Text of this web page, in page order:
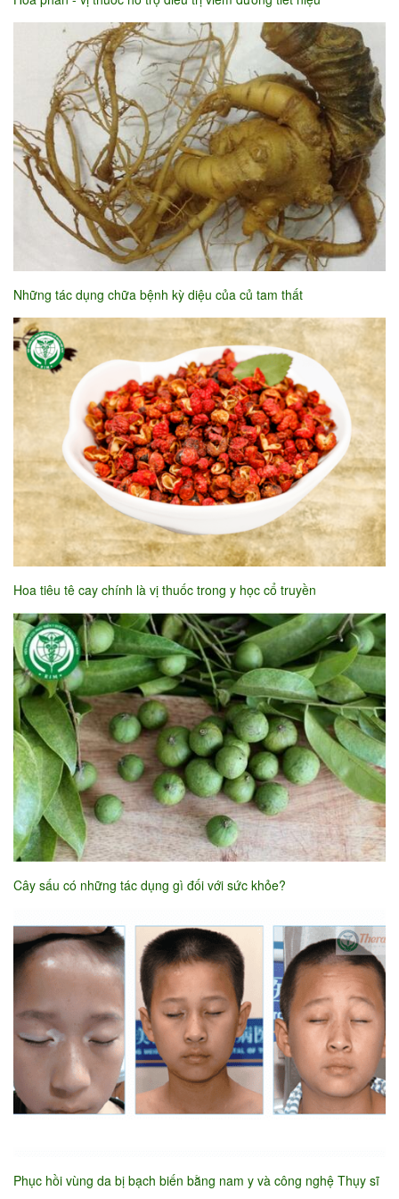
Những tác dụng chữa bệnh kỳ diệu của củ tam thất
Hoa tiêu tê cay chính là vị thuốc trong y học cổ truyền
Cây sấu có những tác dụng gì đối với sức khỏe?
Phục hồi vùng da bị bạch biến bằng nam y và công nghệ Thụy sĩ